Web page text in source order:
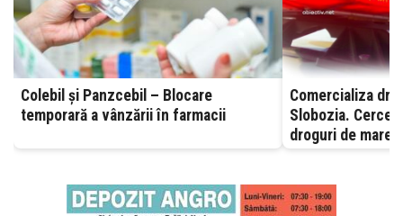
Colebil și Panzcebil – Blocare
temporară a vânzării în farmacii
Comercializa
Slobozia.
droguri de mare